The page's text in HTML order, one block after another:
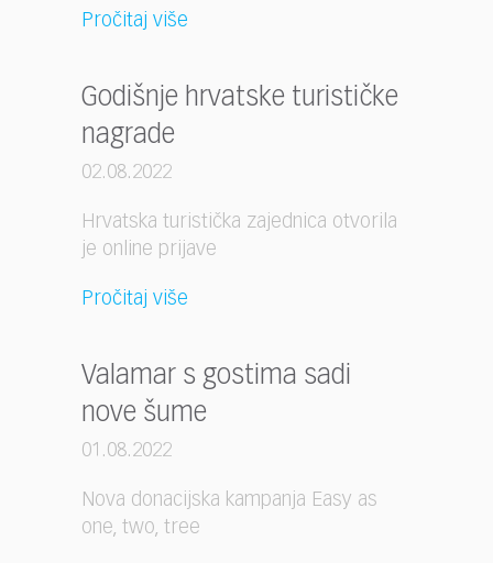
Pročitaj više
Godišnje hrvatske turističke
nagrade
02.08.2022
Hrvatska turistička zajednica otvorila
je online prijave
Pročitaj više
Valamar s gostima sadi
nove šume
01.08.2022
Nova donacijska kampanja Easy as
one, two, tree